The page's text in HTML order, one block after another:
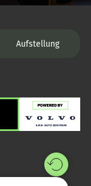
Aufstellung